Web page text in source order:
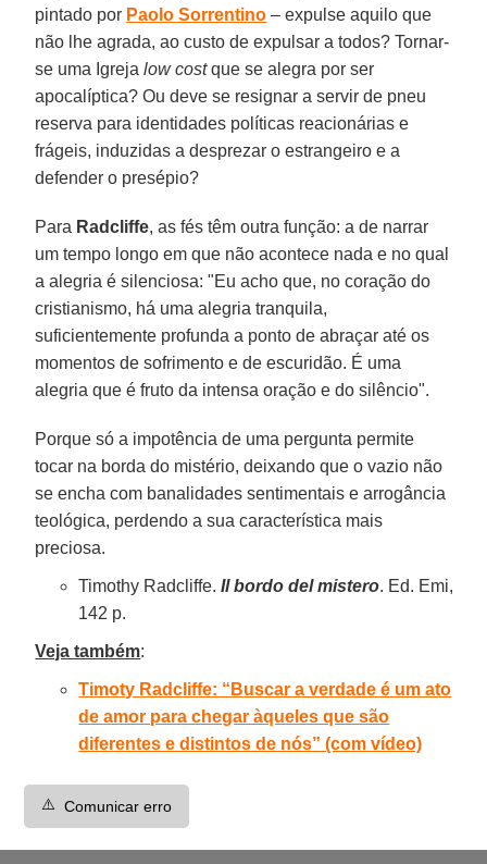
pintado por Paolo Sorrentino – expulse aquilo que
não lhe agrada, ao custo de expulsar a todos? Tornar-
se uma Igrejalow costque se alegra por ser
apocalíptica? Ou deve se resignar a servir de pneu
reserva para identidades políticas reacionárias e
frágeis, induzidas a desprezar o estrangeiro e a
defender o presépio?
Para Radcliffe, as fés têm outra função: a de narrar
um tempo longo em que não acontece nada e no qual
a alegria é silenciosa: "Eu acho que, no coração do
cristianismo, há uma alegria tranquila,
suficientemente profunda a ponto de abraçar até os
momentos de sofrimento e de escuridão. É uma
alegria que é fruto da intensa oração e do silêncio".
Porque só a impotência de uma pergunta permite
tocar na borda do mistério, deixando que o vazio não
se encha com banalidades sentimentais e arrogância
teológica, perdendo a sua característica mais
preciosa.
Timothy Radcliffe.Il bordo del mistero. Ed. Emi,
142 p.
Veja também:
Timoty Radcliffe: “Buscar a verdade é um ato
de amor para chegar àqueles que são
diferentes e distintos de nós” (com vídeo)
⚠️ Comunicar erro